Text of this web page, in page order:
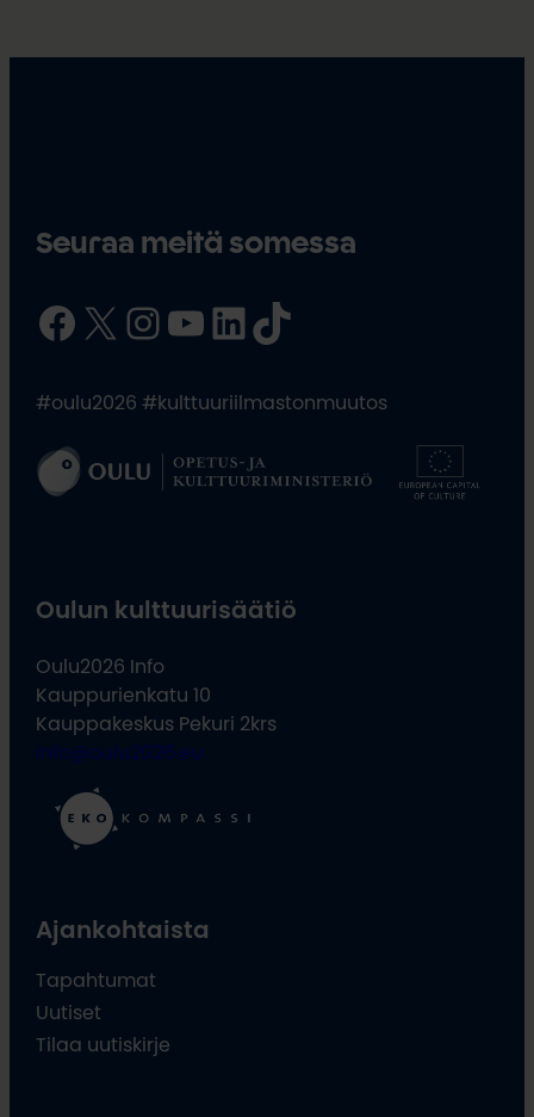
Seuraa meitä somessa
Facebook X InstagramYouTube LinkedIn TikTok
#oulu2026 #kulttuuriilmastonmuutos
Oulun kulttuurisäätiö
Oulu2026 Info
Kauppurienkatu 10
Kauppakeskus Pekuri 2krs
info@oulu2026.eu
Ajankohtaista
Tapahtumat
Uutiset
Tilaa uutiskirje